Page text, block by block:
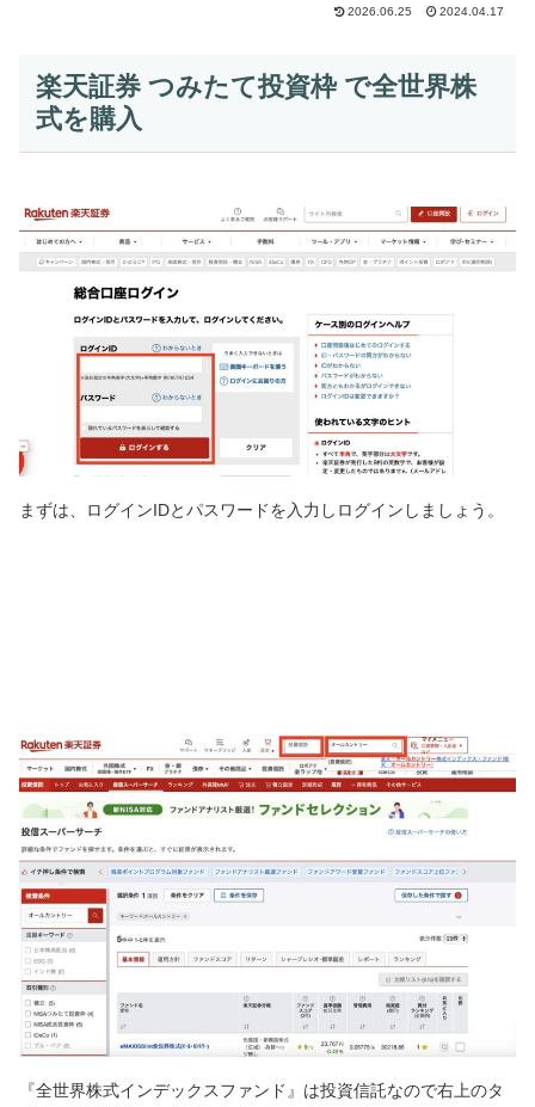
2026.06.25 2024.04.17
楽天証券 つみたて投資枠 で全世界株
式を購入
まずは、ログインIDとパスワードを入力しログインしましょう。
『全世界株式インデックスファンド』は投資信託なので右上のタ